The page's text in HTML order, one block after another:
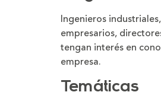
Ingenieros
empresarios,
tengan interés en
empresa.
Temáticas